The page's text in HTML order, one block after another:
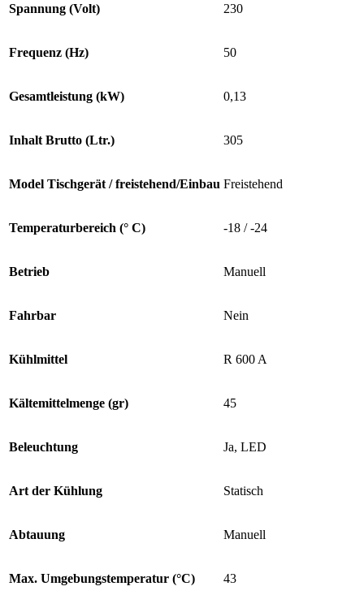
Spannung (Volt) 230
Frequenz (Hz) 50
Gesamtleistung (kW) 0,13
Inhalt Brutto (Ltr.) 305
Model Tischgerät / freistehend/Einbau Freistehend
Temperaturbereich (° C) -18 / -24
Betrieb Manuell
Fahrbar Nein
Kühlmittel R 600 A
Kältemittelmenge (gr) 45
Beleuchtung Ja, LED
Art der Kühlung Statisch
Abtauung Manuell
Max. Umgebungstemperatur (°C) 43